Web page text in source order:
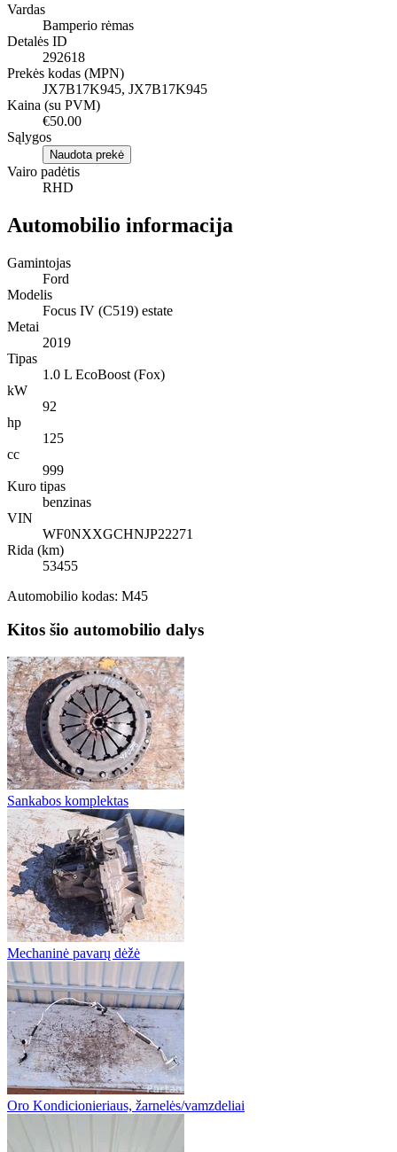
Vardas
Bamperio rėmas
Detalės ID
292618
Prekės kodas (MPN)
JX7B17K945, JX7B17K945
Kaina (su PVM)
€50.00
Sąlygos
Naudota prekė
Vairo padėtis
RHD
Automobilio informacija
Gamintojas
Ford
Modelis
Focus IV (C519) estate
Metai
2019
Tipas
1.0 L EcoBoost (Fox)
kW
92
hp
125
cc
999
Kuro tipas
benzinas
VIN
WF0NXXGCHNJP22271
Rida (km)
53455
Automobilio kodas: M45
Kitos šio automobilio dalys
Sankabos komplektas
Mechaninė pavarų dėžė
Oro Kondicionieriaus, žarnelės/vamzdeliai